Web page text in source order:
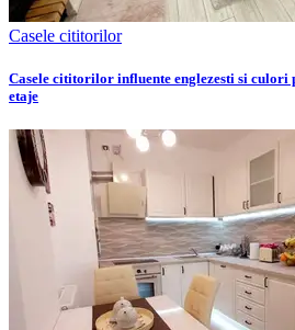
Casele cititorilor
Casele cititorilor influente englezesti si culori
etaje